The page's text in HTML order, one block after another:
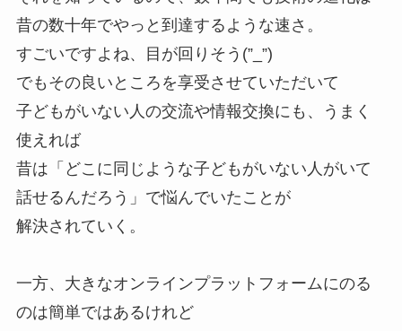
昔の数十年でやっと到達するような速さ。
すごいですよね、目が回りそう(”_”)
でもその良いところを享受させていただいて
子どもがいない人の交流や情報交換にも、うまく
使えれば
昔は「どこに同じような子どもがいない人がいて
話せるんだろう」で悩んでいたことが
解決されていく。
一方、大きなオンラインプラットフォームにのる
のは簡単ではあるけれど